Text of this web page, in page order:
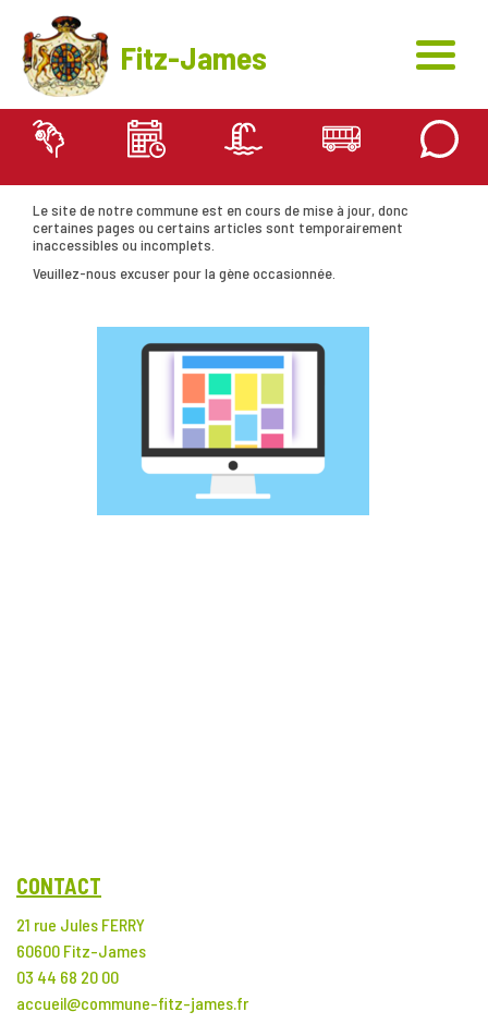
Fitz-James
Site en cours d’actualisation
Le site de notre commune est en cours de mise à jour, donc
certaines pages ou certains articles sont temporairement
inaccessibles ou incomplets.
Veuillez-nous excuser pour la gène occasionnée.
CONTACT
21 rue Jules FERRY
60600 Fitz-James
03 44 68 20 00
accueil@commune-fitz-james.fr